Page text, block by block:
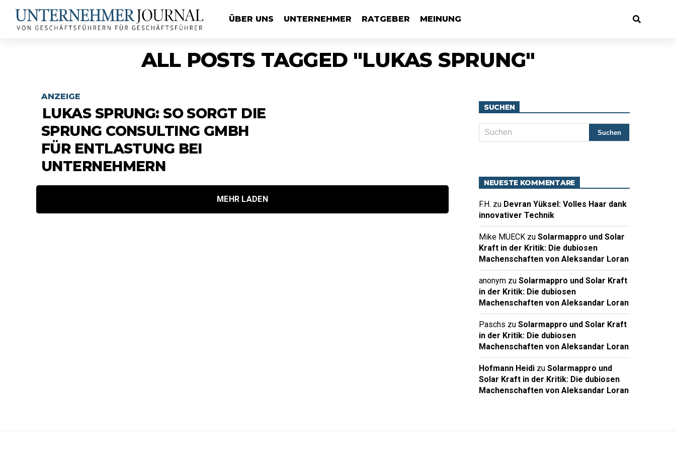
ÜBER UNS UNTERNEHMER RATGEBER MEINUNG
ALL POSTS TAGGED "LUKAS SPRUNG"
ANZEIGE
LUKAS SPRUNG: SO SORGT DIE
SPRUNG CONSULTING GMBH
FÜR ENTLASTUNG BEI
UNTERNEHMERN
MEHR LADEN
SUCHEN
NEUESTE KOMMENTARE
F.H. zu Devran Yüksel: Volles Haar dank
innovativer Technik
Mike MUECK zu Solarmappro und Solar
Kraft in der Kritik: Die dubiosen
Machenschaften von Aleksandar Loran
anonym zu Solarmappro und Solar Kraft
in der Kritik: Die dubiosen
Machenschaften von Aleksandar Loran
Paschs zu Solarmappro und Solar Kraft
in der Kritik: Die dubiosen
Machenschaften von Aleksandar Loran
Hofmann Heidi zu Solarmappro und
Solar Kraft in der Kritik: Die dubiosen
Machenschaften von Aleksandar Loran